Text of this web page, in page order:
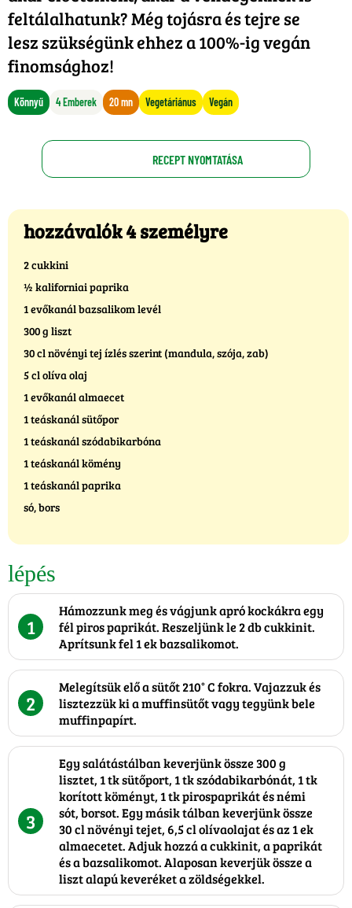
feltálalhatunk? Még tojásra és tejre se
lesz szükségünk ehhez a 100%-ig vegán
finomsághoz!
Könnyű 4 Emberek 20 mn Vegetáriánus Vegán
RECEPT NYOMTATÁSA
hozzávalók 4 személyre
2 cukkini
½ kaliforniai paprika
1 evőkanál bazsalikom levél
300 g liszt
30 cl növényi tej ízlés szerint (mandula, szója, zab)
5 cl olíva olaj
1 evőkanál almaecet
1 teáskanál sütőpor
1 teáskanál szódabikarbóna
1 teáskanál kömény
1 teáskanál paprika
só, bors
lépés
1
Hámozzunk meg és vágjunk apró kockákra egy
fél piros paprikát. Reszeljünk le 2 db cukkinit.
Aprítsunk fel 1 ek bazsalikomot.
2
Melegítsük elő a sütőt 210° C fokra. Vajazzuk és
lisztezzük ki a muffinsütőt vagy tegyünk bele
muffinpapírt.
3
Egy salátástálban keverjünk össze 300 g
lisztet, 1 tk sütőport, 1 tk szódabikarbónát, 1 tk
korított köményt, 1 tk pirospaprikát és némi
sót, borsot. Egy másik tálban keverjünk össze
30 cl növényi tejet, 6,5 cl olívaolajat és az 1 ek
almaecetet. Adjuk hozzá a cukkinit, a paprikát
és a bazsalikomot. Alaposan keverjük össze a
liszt alapú keveréket a zöldségekkel.